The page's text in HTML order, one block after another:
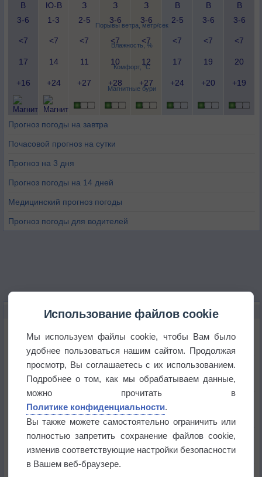
Порывы ветра, метр/сек
Влажность, %
Комфорт, °C
Магнитные бури
В
3-6
Ю-В
1-3
З
2-5
З
3-6
З
3-6
В
2-5
В
3-6
В
3-6
<7 <7 <7 <7 <7 <7 <7 <7
17 14 11 10 12 17 19 20
+16 +24 +27 +28 +27 +24 +20 +19
Прогноз погоды на завтра
Почасовой прогноз на сутки
Прогноз на 3 дня
Прогноз погоды на 14 дней
Медицинский прогноз погоды
Прогноз погоды для водителей
НОВОЕ О ПОГОДЕ
+51°
Европейские столицы бьют рекорды жары
Впервые за 155 лет в Лондоне в течение месяца
не выпадал дождь
Лето продолжит щедро раздавать своё тепло!
Погода в Екатеринбурге 5 августа
Использование файлов cookie
Мы используем файлы cookie, чтобы Вам было
удобнее пользоваться нашим сайтом. Продолжая
просмотр, Вы соглашаетесь с их использованием.
Подробнее о том, как мы обрабатываем данные,
можно прочитать в
Политике конфиденциальности.
Вы также можете самостоятельно ограничить или
полностью запретить сохранение файлов cookie,
изменив соответствующие настройки безопасности
в Вашем веб-браузере.